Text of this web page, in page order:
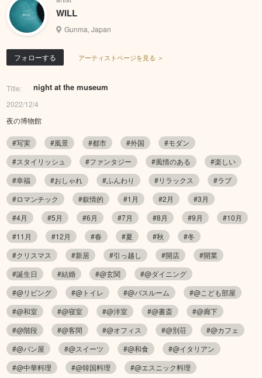
WILL
Gunma, Japan
フォローする アーティストページを見る ＞
Title: night at the museum
2022/12/4
夜の博物館
#写実 #風景 #都市 #外国
#モダン
#スタイリッシュ
#ファンタジー #風情のある
#楽しい
#幸福
#おしゃれ #ふんわり #リラックス
#ラブ
#ロマンチック
#叙情的 #1月 #2月
#3月
#4月
#5月 #6月 #7月 #8月 #9月
#10月
#11月
#12月 #春 #夏 #秋
#冬
#クリスマス
#新居 #引っ越し #開店
#開業
#誕生日
#結婚 #@玄関
#@ダイニング
#@リビング
#@トイレ #@バスルーム
#@こども部屋
#@和室
#@寝室 #@洋室 #@書斎
#@廊下
#@階段
#@客間 #@オフィス #@別荘
#@カフェ
#@パン屋
#@スイーツ #@和食
#@イタリアン
#@中華料理
#@韓国料理
#@エスニック料理